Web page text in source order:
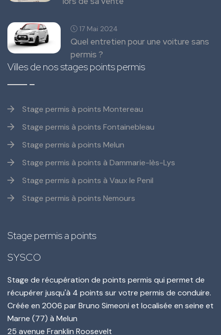
Stage permis a points
SYSCO
Stage de récupération de points permis qui permet de
récupérer jusqu'à 4 points sur votre permis de conduire.
Créée en 2006 parBruno Simeoni et localisée en seine et
Marne (77) à Melun
25 avenue Franklin Roosevelt
Villes de nos stages points permis
Stage permis à points Montereau
Stage permis à points Fontainebleau
Stage permis à points Melun
Stage permis à points à Dammarie-lès-Lys
Stage permis à points à Vaux le Penil
Stage permis à points Nemours
17 Mai 2024
Quel entretien pour une voiture sans
permis ?